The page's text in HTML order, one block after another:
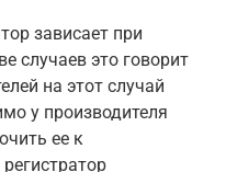
зависает при
случаев это говорит
на этот случай
у производителя
ее к